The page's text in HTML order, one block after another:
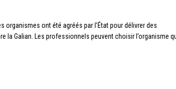
organismes ont été agréés par l’État pour délivrer des
la Galian. Les professionnels peuvent choisir l’organisme